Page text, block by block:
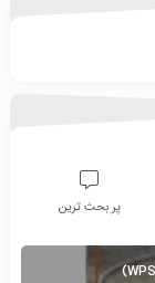
پر بحث ترین